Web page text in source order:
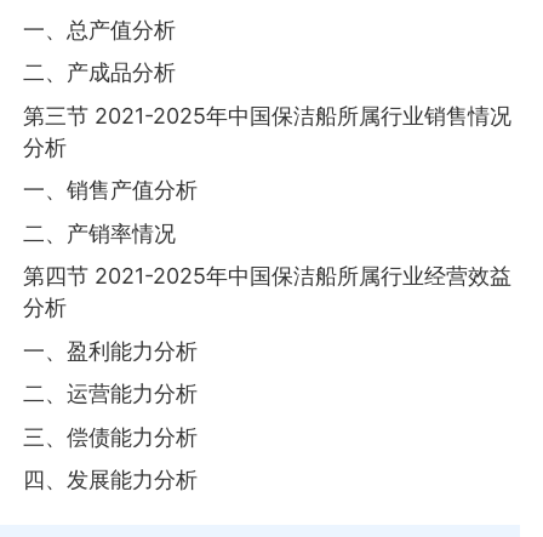
一、总产值分析
二、产成品分析
第三节 2021-2025年中国保洁船所属行业销售情况
分析
一、销售产值分析
二、产销率情况
第四节 2021-2025年中国保洁船所属行业经营效益
分析
一、盈利能力分析
二、运营能力分析
三、偿债能力分析
四、发展能力分析